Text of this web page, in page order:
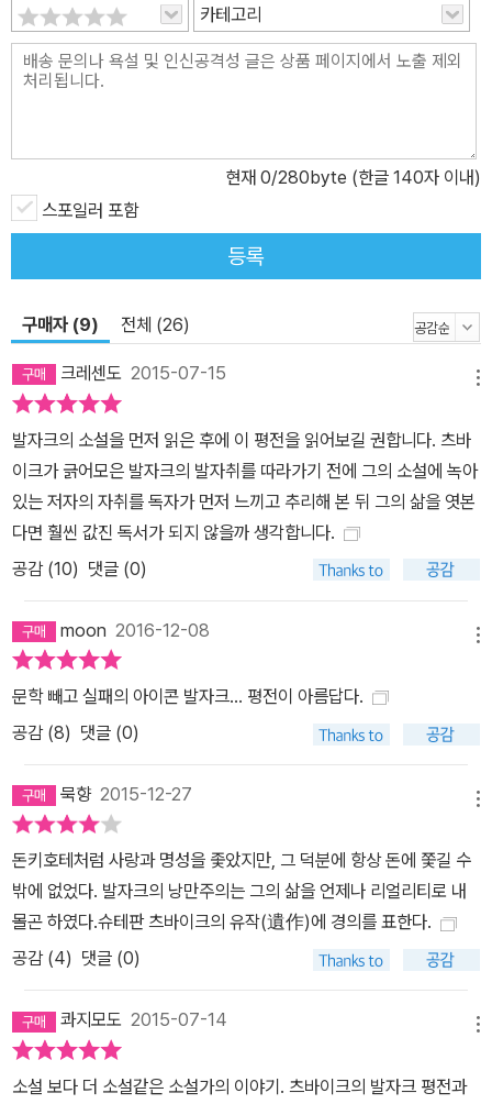
카테고리
현재 0/280byte (한글 140자 이내)
스포일러 포함
등록
구매자 (9) 전체 (26)
크레센도 2015-07-15
발자크의 소설을 먼저 읽은 후에 이 평전을 읽어보길 권합니다. 츠바
이크가 긁어모은 발자크의 발자취를 따라가기 전에 그의 소설에 녹아
있는 저자의 자취를 독자가 먼저 느끼고 추리해 본 뒤 그의 삶을 엿본
다면 훨씬 값진 독서가 되지 않을까 생각합니다.
공감 (10) 댓글 (0)
moon 2016-12-08
문학 빼고 실패의 아이콘 발자크... 평전이 아름답다.
공감 (8) 댓글 (0)
묵향2015-12-27
돈키호테처럼 사랑과 명성을 좇았지만, 그 덕분에 항상 돈에 쫓길 수
밖에 없었다. 발자크의 낭만주의는 그의 삶을 언제나 리얼리티로 내
몰곤 하였다.슈테판 츠바이크의 유작(遺作)에 경의를 표한다.
공감 (4) 댓글 (0)
콰지모도 2015-07-14
소설 보다 더 소설같은 소설가의 이야기. 츠바이크의 발자크 평전과